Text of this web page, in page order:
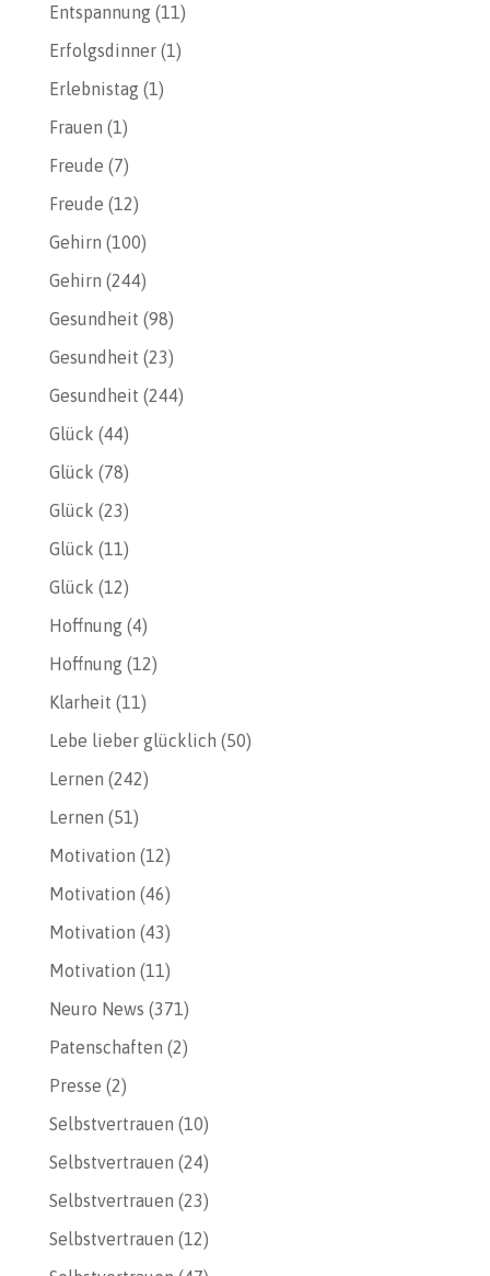
Entspannung(11)
Erfolgsdinner(1)
Erlebnistag(1)
Frauen (1)
Freude (7)
Freude (12)
Gehirn (100)
Gehirn (244)
Gesundheit (98)
Gesundheit (23)
Gesundheit (244)
Glück (44)
Glück (78)
Glück (23)
Glück (11)
Glück (12)
Hoffnung(4)
Hoffnung(12)
Klarheit (11)
Lebe lieber glücklich (50)
Lernen (242)
Lernen (51)
Motivation (12)
Motivation (46)
Motivation (43)
Motivation (11)
Neuro News (371)
Patenschaften (2)
Presse (2)
Selbstvertrauen (10)
Selbstvertrauen (24)
Selbstvertrauen (23)
Selbstvertrauen (12)